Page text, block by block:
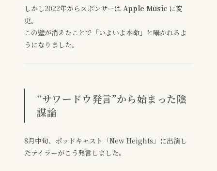
しかし2022年からスポンサーは Apple Music に変
更。
この壁が消えたことで「いよいよ本命」と囁かれるよ
うになりました。
“サワードウ発言”から始まった陰
謀論
8月中旬、ポッドキャスト「New Heights」に出演し
たテイラーがこう発言しました。